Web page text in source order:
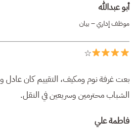
أبو عبدالله
موظف إداري – بيان
☆
بعت غرفة نوم ومكيف، التقييم كان عادل
الشباب محترمين وسريعين في النقل.
فاطمة علي